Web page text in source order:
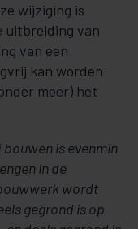
wijziging is
uitbreiding van
van een
kan worden
meer) het
bouwen is evenmin
in de
wordt
gegrond is op